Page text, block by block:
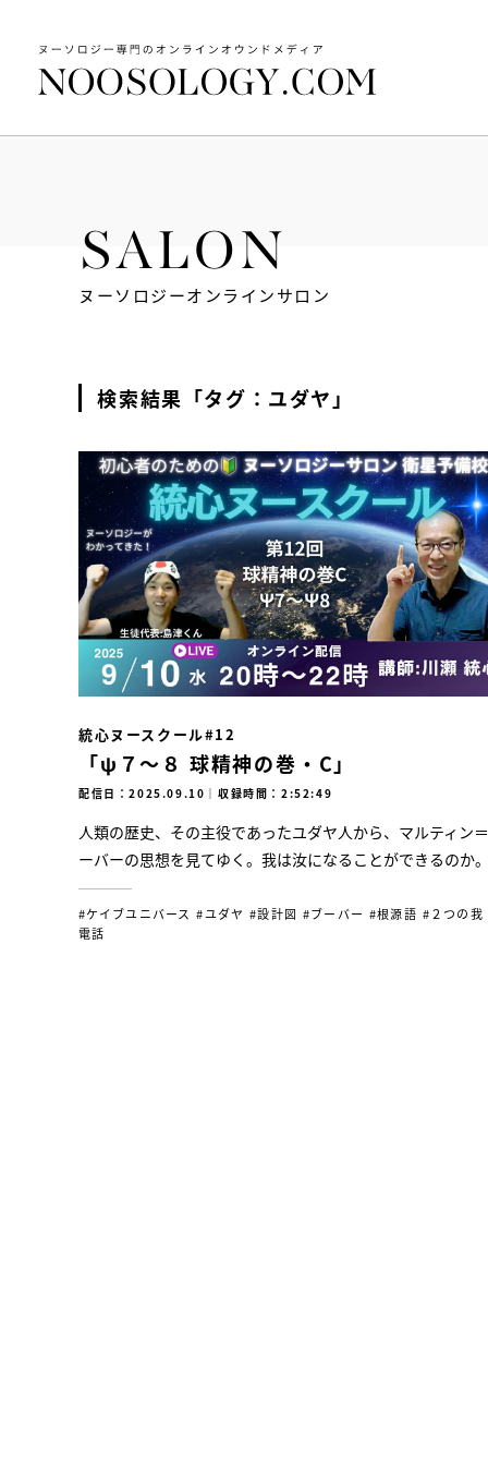
SALON
ヌーソロジーオンラインサロン
検索結果「タグ：ユダヤ」
統心ヌースクール#12
「ψ７～８ 球精神の巻・C」
配信日：2025.09.10 ｜収録時間：2:52:49
人類の歴史、その主役であったユダヤ人から、マルティン
ーバーの思想を見てゆく。我は汝になることができるのか
#ケイブユニバース #ユダヤ #設計図 #ブーバー #根源語 #２つの我
電話